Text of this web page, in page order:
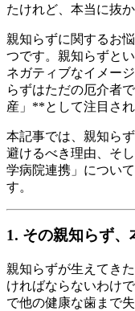
たけれど、本当に抜
親知らずに関するお
つです。親知らずと
ネガティブなイメー
らずはただの厄介者
産」**として注目さ
本記事では、親知ら
避けるべき理由、そ
学病院連携」につい
す。
1. その親知らず、
親知らずが生えてき
ければならないわけ
で他の健康な歯まで